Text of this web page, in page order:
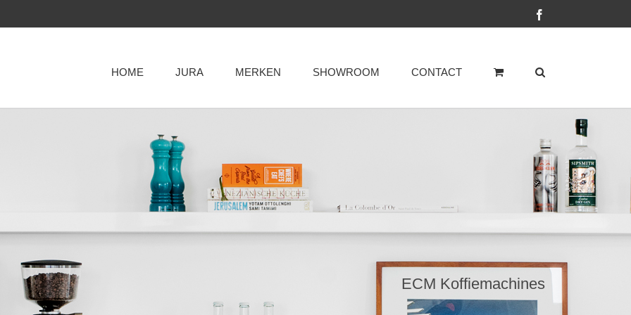
HOME JURA MERKEN SHOWROOM CONTACT
ECM Koffiemachines